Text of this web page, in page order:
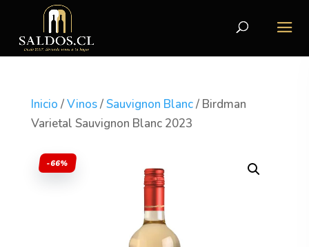
Inicio /Vinos/Sauvignon Blanc/ Birdman
Varietal Sauvignon Blanc 2023
-66%